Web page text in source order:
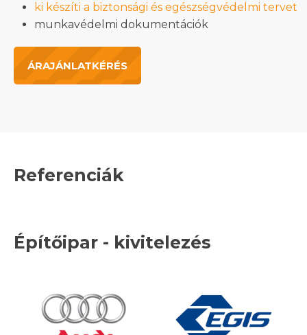
ki készíti a biztonsági és egészségvédelmi tervet
munkavédelmi dokumentációk
ÁRAJÁNLATKÉRÉS
Referenciák
Építőipar - kivitelezés